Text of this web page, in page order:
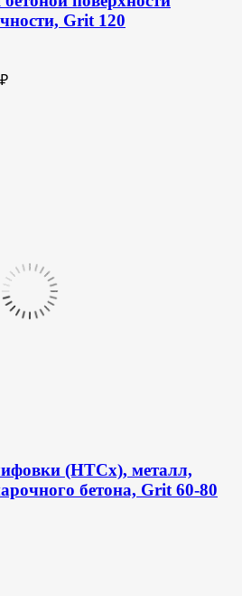
Grit 120
₽
(HTCx), металл,
бетона, Grit 60-80